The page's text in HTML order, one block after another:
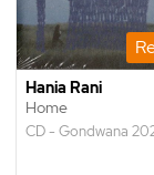
Hania Rani
Home
CD - Gondwana